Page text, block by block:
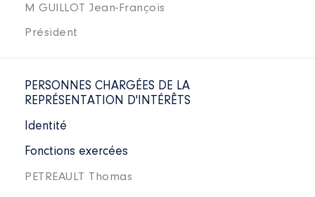
M GUILLOT Jean-François
Président
PERSONNES CHARGÉES DE LA
REPRÉSENTATION D'INTÉRÊTS
Identité
Fonctions exercées
PETREAULT Thomas